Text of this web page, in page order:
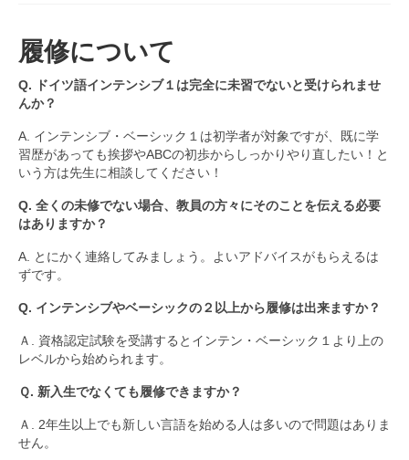
研究室アシスタント紹介
SA採用情報
カリキュラム
カリキュラム
SFCのドイツ語教育
履修者の方へ
外部の検定試験
ドイツ語キーボードについて
履修について
Q. ドイツ語インテンシブ１は完全に未習でないと受けられませ
んか？
A. インテンシブ・ベーシック１は初学者が対象ですが、既に学
習歴があっても挨拶やABCの初歩からしっかりやり直したい！と
いう方は先生に相談してください！
Q. 全くの未修でない場合、教員の方々にそのことを伝える必要
はありますか？
A. とにかく連絡してみましょう。よいアドバイスがもらえるは
ずです。
Q. インテンシブやベーシックの２以上から履修は出来ますか？
Ａ. 資格認定試験を受講するとインテン・ベーシック１より上の
レベルから始められます。
Ｑ. 新入生でなくても履修できますか？
Ａ. 2年生以上でも新しい言語を始める人は多いので問題はありま
せん。